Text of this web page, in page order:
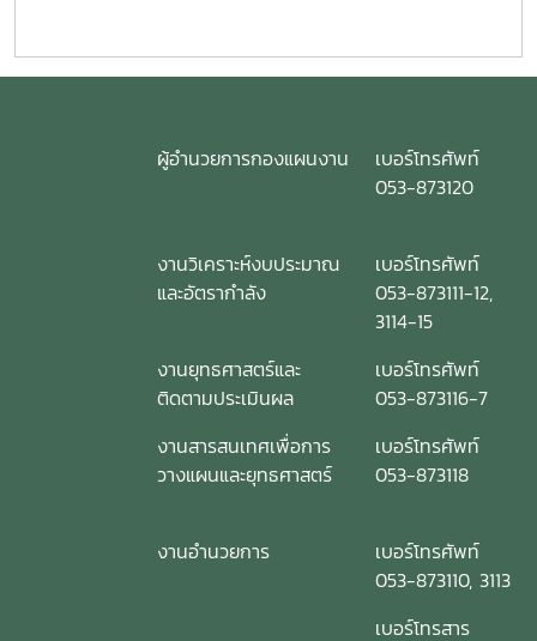
ผู้อำนวยการกองแผนงาน
เบอร์โทรศัพท์
053-873120
งานวิเคราะห์งบประมาณ
และอัตรากำลัง
เบอร์โทรศัพท์
053-873111-12,
3114-15
งานยุทธศาสตร์และ
ติดตามประเมินผล
เบอร์โทรศัพท์
053-873116-7
งานสารสนเทศเพื่อการ
วางแผนและยุทธศาสตร์
เบอร์โทรศัพท์
053-873118
งานอำนวยการ
เบอร์โทรศัพท์
053-873110, 3113
เบอร์โทรสาร